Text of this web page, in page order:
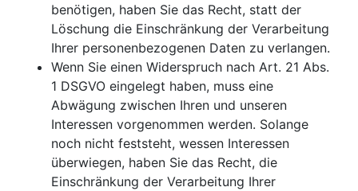
benötigen, haben Sie das Recht, statt der
Löschung die Einschränkung der Verarbeitung
Ihrer personenbezogenen Daten zu verlangen.
Wenn Sie einen Widerspruch nach Art. 21 Abs.
1 DSGVO eingelegt haben, muss eine
Abwägung zwischen Ihren und unseren
Interessen vorgenommen werden. Solange
noch nicht feststeht, wessen Interessen
überwiegen, haben Sie das Recht, die
Einschränkung der Verarbeitung Ihrer